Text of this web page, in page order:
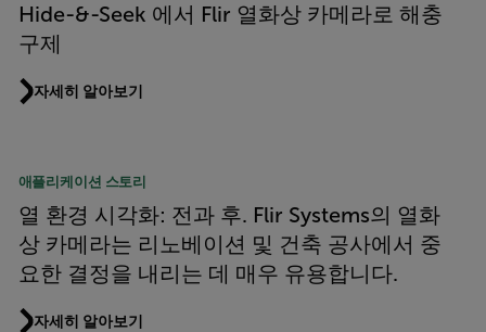
Hide-&-Seek 에서 Flir 열화상 카메라로 해충
구제
자세히 알아보기
애플리케이션 스토리
열 환경 시각화: 전과 후. Flir Systems의 열화
상 카메라는 리노베이션 및 건축 공사에서 중
요한 결정을 내리는 데 매우 유용합니다.
자세히 알아보기